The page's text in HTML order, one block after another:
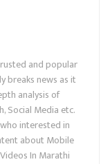
and popular
breaks news as it
analysis of
Social Media etc.
interested in
about Mobile
In Marathi